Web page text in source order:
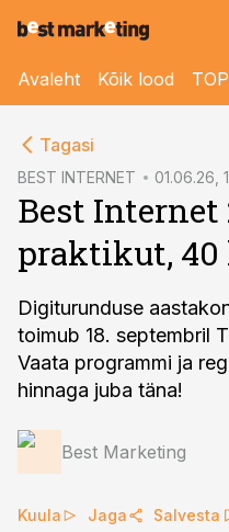
Avaleht Kõik lood
Tagasi
BEST INTERNET 01.06.26,
Best Internet
praktikut, 40
Digiturunduse
toimub 18. septembril
Vaata programmi ja
hinnaga juba täna!
Best Marketing
Kuula Jaga Salvesta